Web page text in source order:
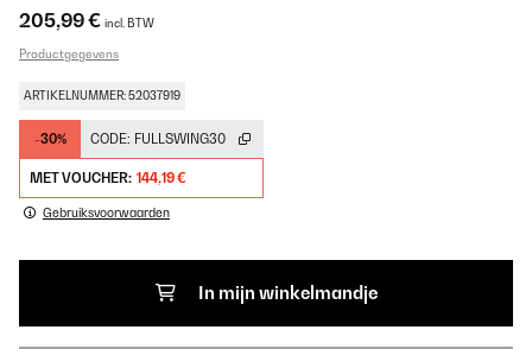
205,99 € incl. BTW
Productgegevens
ARTIKELNUMMER: 52037919
-30% CODE: FULLSWING30
MET VOUCHER: 144,19 €
Gebruiksvoorwaarden
In mijn winkelmandje